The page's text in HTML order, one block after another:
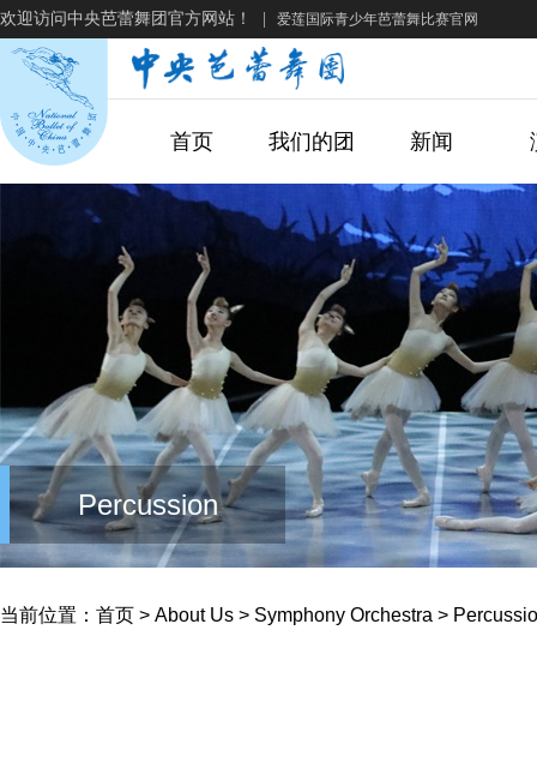
欢迎访问中央芭蕾舞团官方网站！ 爱莲国际青少年芭蕾舞比赛官网
首页 我们的团 新闻
Percussion
当前位置： 首页 > About Us > Symphony Orchestra >